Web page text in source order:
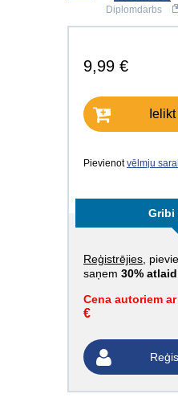
Diplomdarbs
9,99 €
Pievienotvēlmju
Gribi
Reģistrējies ,
saņem 30%
Cena autoriem
€